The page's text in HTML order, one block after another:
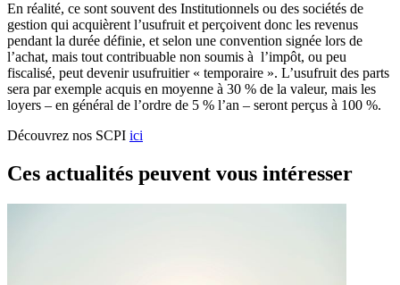
En réalité, ce sont souvent des Institutionnels ou des sociétés de
gestion qui acquièrent l’usufruit et perçoivent donc les revenus
pendant la durée définie, et selon une convention signée lors de
l’achat, mais tout contribuable non soumis à l’impôt, ou peu
fiscalisé, peut devenir usufruitier « temporaire ». L’usufruit des parts
sera par exemple acquis en moyenne à 30 % de la valeur, mais les
loyers – en général de l’ordre de 5 % l’an – seront perçus à 100 %.
Découvrez nos SCPI ici
Ces actualités peuvent vous intéresser